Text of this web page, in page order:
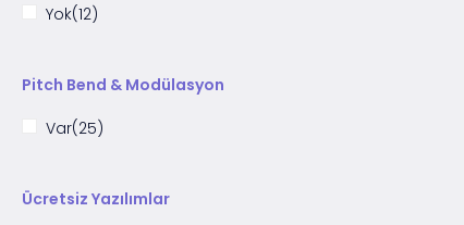
Yok(12)
Pitch Bend & Modülasyon
Var(25)
Ücretsiz Yazılımlar